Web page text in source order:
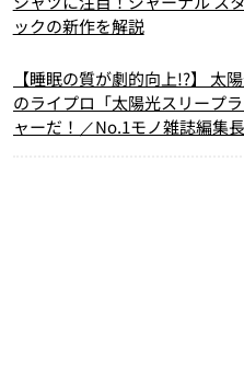
ックの新作を解説
【睡眠の質が劇的向上!?】 太
のライプロ「太陽光スリープ
ャーだ！／No.1モノ雑誌編集